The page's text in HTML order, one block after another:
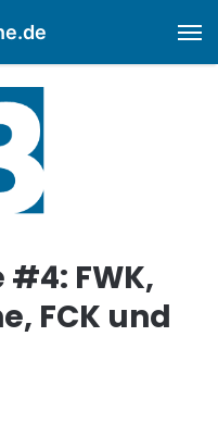
FWK,
FCK und